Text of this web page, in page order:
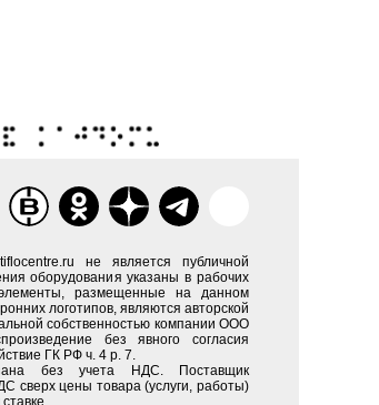
не является публичной
оборудования указаны в рабочих
размещенные на данном
логотипов, являются авторской
собственностью компании ООО
без явного согласия
ГК РФ ч. 4 р. 7.
без учета НДС. Поставщик
сверх цены товара (услуги, работы)